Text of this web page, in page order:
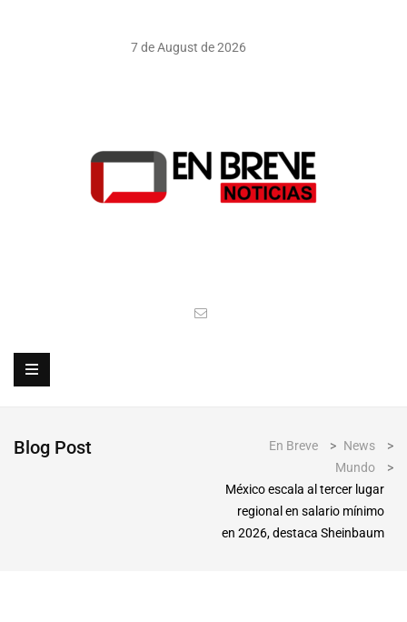
7 de August de 2026
Blog Post En Breve > News
>
Mundo
>
México escala al tercer lugar
regional en salario mínimo
en 2026, destaca Sheinbaum